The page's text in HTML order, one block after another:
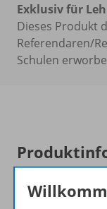
Exklusiv für
Dieses Produkt
Referendaren/
Schulen